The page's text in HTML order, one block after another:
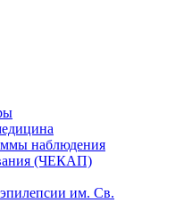
наблюдения
(ЧЕКАП)
им. Св.